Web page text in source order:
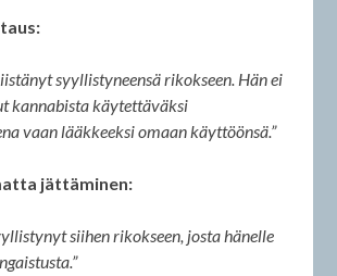
syyllistyneensä rikokseen. Hän ei
kannabista käytettäväksi
vaan lääkkeeksi omaan käyttöönsä.”
jättäminen:
siihen rikokseen, josta hänelle